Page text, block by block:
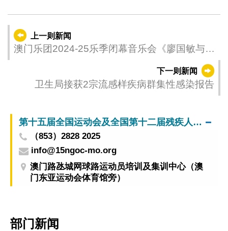
上一则新闻
澳门乐团2024-25乐季闭幕音乐会《廖国敏与白
下一则新闻
卫生局接获2宗流感样疾病群集性感染报告
第十五届全国运动会及全国第十二届残疾人运动会暨第九届特殊奥林匹克运动会澳门赛区筹备办公室
（853）2828 2025
info@15ngoc-mo.org
澳门路氹城网球路运动员培训及集训中心（澳
门东亚运动会体育馆旁）
部门新闻